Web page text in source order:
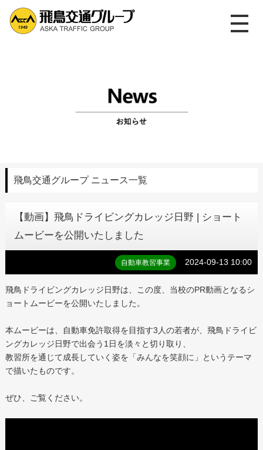
メ
ニ
飛鳥交通グループ ニュース一覧
【動画】飛鳥ドライビングカレッジ日野 | ショート
ムービーを公開いたしました
自動車教習事業 2024-09-13 10:00
飛鳥ドライビングカレッジ日野は、この度、当校のPR動画となるシ
ョートムービーを公開いたしました。
本ムービーは、自動車免許取得を目指す3人の若者が、飛鳥ドライビ
ングカレッジ日野で出会う1日を淡々と切り取り、
教習所を通じて成長していく姿を「みんなを笑顔に」というテーマ
で描いたものです。
ぜひ、ご覧ください。